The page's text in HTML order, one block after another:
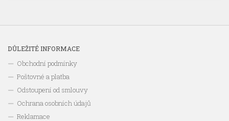
DŮLEŽITÉ INFORMACE
Obchodní podmínky
Poštovné a platba
Odstoupení od smlouvy
Ochrana osobních údajů
Reklamace